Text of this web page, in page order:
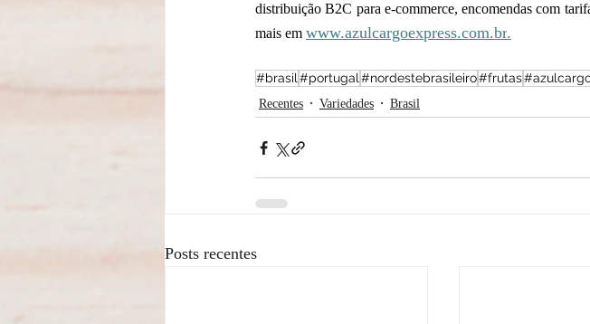
distribuição B2C para e-commerce, encomendas com
mais em www.azulcargoexpress.com.br.
#brasil #portugal #nordestebrasileiro#frutas
Recentes Variedades Brasil
Posts recentes